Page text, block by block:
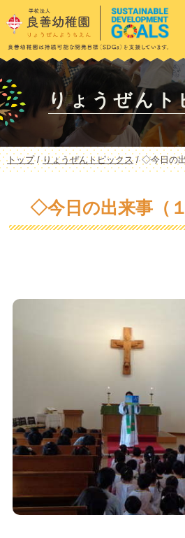
このページの本文へ
りょうぜんト
現
在
トップ/りょうぜんトピックス /◇今日の
◇今日の出来事（